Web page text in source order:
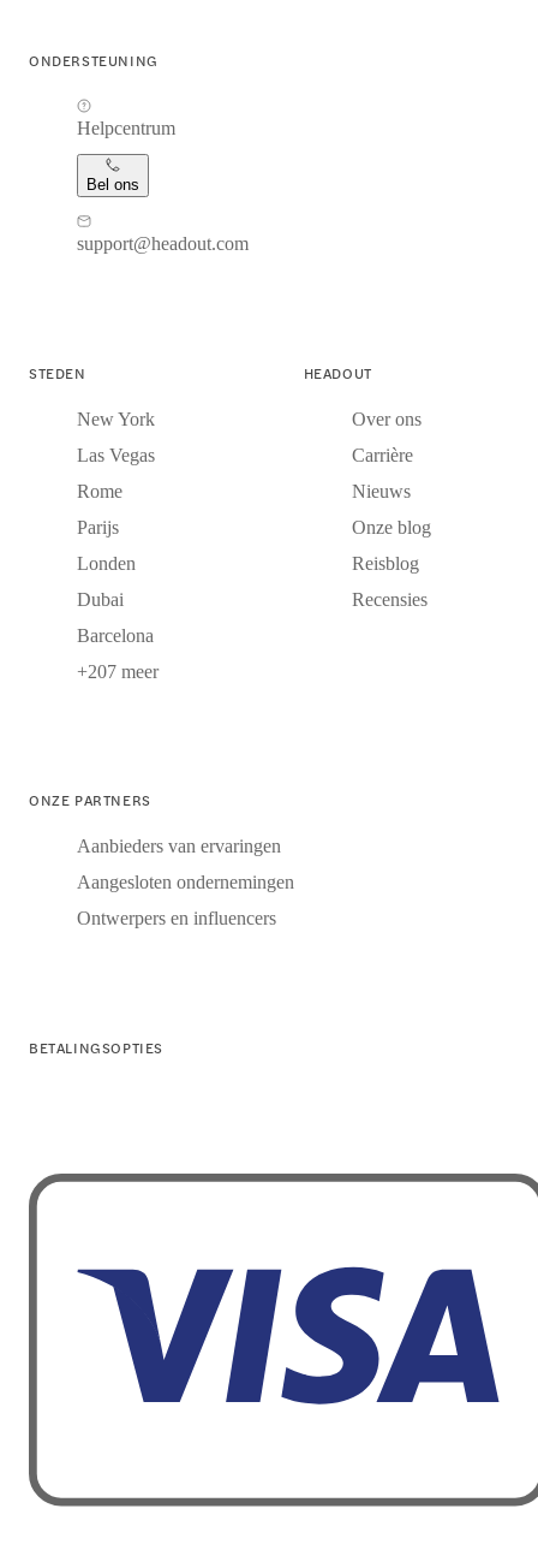
ONDERSTEUNING
Helpcentrum
Bel ons
support@headout.com
STEDEN
New York
Las Vegas
Rome
Parijs
Londen
Dubai
Barcelona
+207 meer
HEADOUT
Over ons
Carrière
Nieuws
Onze blog
Reisblog
Recensies
ONZE PARTNERS
Aanbieders van ervaringen
Aangesloten ondernemingen
Ontwerpers en influencers
BETALINGSOPTIES